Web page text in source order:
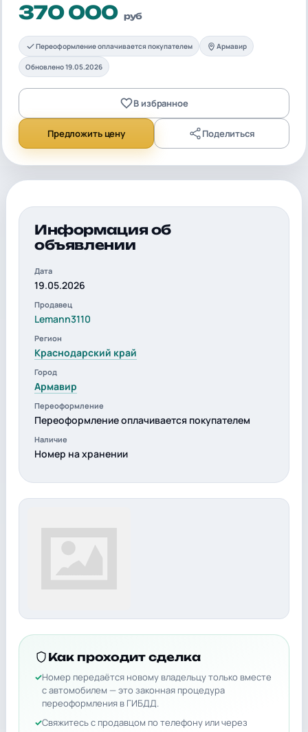
370 000 руб
Переоформление оплачивается покупателем Армавир
Обновлено 19.05.2026
В избранное
Предложить цену Поделиться
Информация об
объявлении
Дата
19.05.2026
Продавец
Lemann3110
Регион
Краснодарский край
Город
Армавир
Переоформление
Переоформление оплачивается покупателем
Наличие
Номер на хранении
Как проходит сделка
Номер передаётся новому владельцу только вместе
с автомобилем — это законная процедура
переоформления в ГИБДД.
Свяжитесь с продавцом по телефону или через